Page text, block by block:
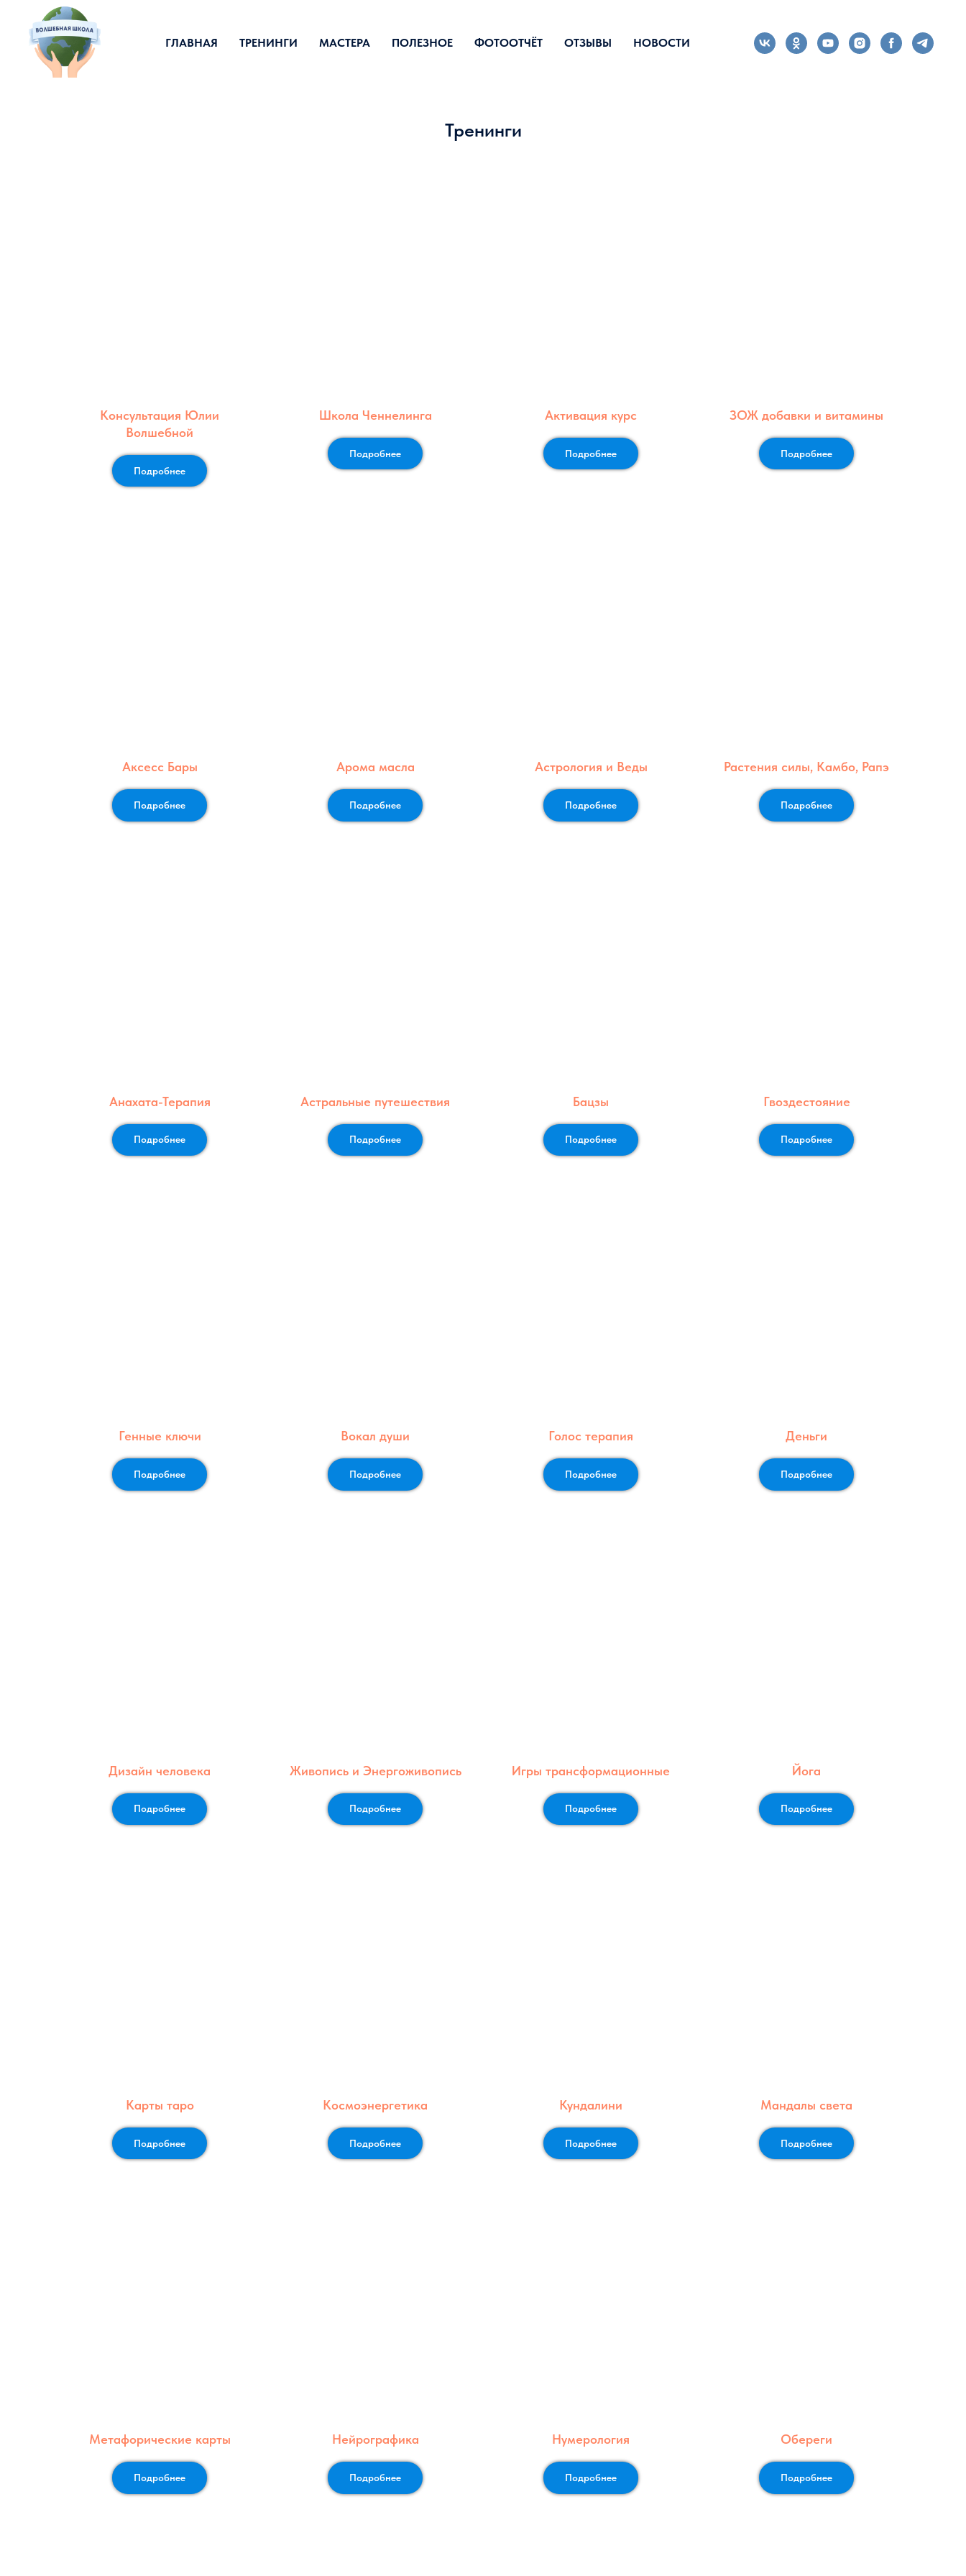
ГЛАВНАЯ ТРЕНИНГИ МАСТЕРА ПОЛЕЗНОЕ ФОТООТЧЁТ ОТЗЫВЫ НОВОСТИ
Тренинги
Консультация Юлии
Волшебной
Подробнее
Школа Ченнелинга
Подробнее
Активация курс
Подробнее
ЗОЖ добавки и витамины
Подробнее
Аксесс Бары
Подробнее
Арома масла
Подробнее
Астрология и Веды
Подробнее
Растения силы, Камбо, Рапэ
Подробнее
Анахата-Терапия
Подробнее
Астральные путешествия
Подробнее
Бацзы
Подробнее
Гвоздестояние
Подробнее
Генные ключи
Подробнее
Вокал души
Подробнее
Голос терапия
Подробнее
Деньги
Подробнее
Дизайн человека
Подробнее
Живопись и Энергоживопись
Подробнее
Игры трансформационные
Подробнее
Йога
Подробнее
Карты таро
Подробнее
Космоэнергетика
Подробнее
Кундалини
Подробнее
Мандалы света
Подробнее
Метафорические карты
Подробнее
Нейрографика
Подробнее
Нумерология
Подробнее
Обереги
Подробнее